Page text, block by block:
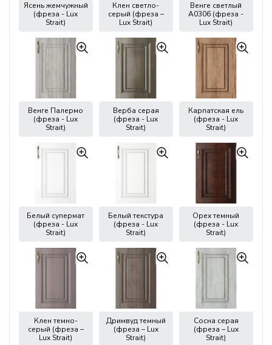
Ясень жемчужный
(фреза - Lux
Strait)
Клен светло-
серый (фреза –
Lux Strait)
Венге светлый
А0306 (фреза -
Lux Strait)
Венге Палермо
(фреза - Lux
Strait)
Верба серая
(фреза - Lux
Strait)
Карпатская ель
(фреза - Lux
Strait)
Белый супермат
(фреза - Lux
Strait)
Белый текстура
(фреза - Lux
Strait)
Орех темный
(фреза - Lux
Strait)
Клен темно-
серый (фреза –
Lux Strait)
Дримвуд темный
(фреза – Lux
Strait)
Сосна серая
(фреза – Lux
Strait)